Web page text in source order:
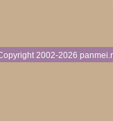
2002-2026